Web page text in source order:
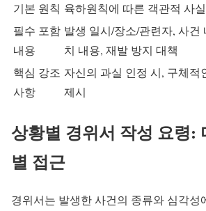
기본 원칙 육하원칙에 따른 객관적 사
필수 포함
내용
발생 일시/장소/관련자, 사건
치 내용, 재발 방지 대책
핵심 강조
사항
자신의 과실 인정 시, 구체적
제시
상황별 경위서 작성 요령:
별 접근
경위서는 발생한 사건의 종류와 심각성